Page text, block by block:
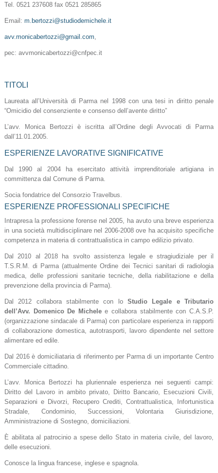
Tel. 0521 237608 fax 0521 285865
Email: m.bertozzi@studiodemichele.it
avv.monicabertozzi@gmail.com
pec: avvmonicabertozzi@cnfpec.it
TITOLI
Laureata all’Università di Parma nel 1998 con una tesi in diritto penale
“Omicidio del consenziente e consenso dell’avente diritto”
L’avv. Monica Bertozzi è iscritta all’Ordine degli Avvocati di Parma
dall’11.01.2005.
ESPERIENZE LAVORATIVE SIGNIFICATIVE
Dal 1990 al 2004 ha esercitato attività imprenditoriale artigiana in
committenza dal Comune di Parma.
Socia fondatrice del Consorzio Travelbus.
ESPERIENZE PROFESSIONALI SPECIFICHE
Intrapresa la professione forense nel 2005, ha avuto una breve esperienza
in una società multidisciplinare nel 2006-2008 ove ha acquisito specifiche
competenza in materia di contrattualistica in campo edilizio privato.
Dal 2010 al 2018 ha svolto assistenza legale e stragiudiziale per il
T.S.R.M. di Parma (attualmente Ordine dei Tecnici sanitari di radiologia
medica, delle professioni sanitarie tecniche, della riabilitazione e della
prevenzione della provincia di Parma).
Dal 2012 collabora stabilmente con loStudio Legale e Tributario
dell’Avv. Domenico De Michelee collabora stabilmente con C.A.S.P.
(organizzazione sindacale di Parma) con particolare esperienza in rapporti
di collaborazione domestica, autotrasporti, lavoro dipendente nel settore
alimentare ed edile.
Dal 2016 è domiciliataria di riferimento per Parma di un importante Centro
Commerciale cittadino.
L’avv. Monica Bertozzi ha pluriennale esperienza nei seguenti campi:
Diritto del Lavoro in ambito privato, Diritto Bancario, Esecuzioni Civili,
Separazioni e Divorzi, Recupero Crediti, Contrattualistica, Infortunistica
Stradale, Condominio, Successioni, Volontaria Giurisdizione,
Amministrazione di Sostegno, domiciliazioni.
È abilitata al patrocinio a spese dello Stato in materia civile, del lavoro,
delle esecuzioni.
Conosce la lingua francese, inglese e spagnola.